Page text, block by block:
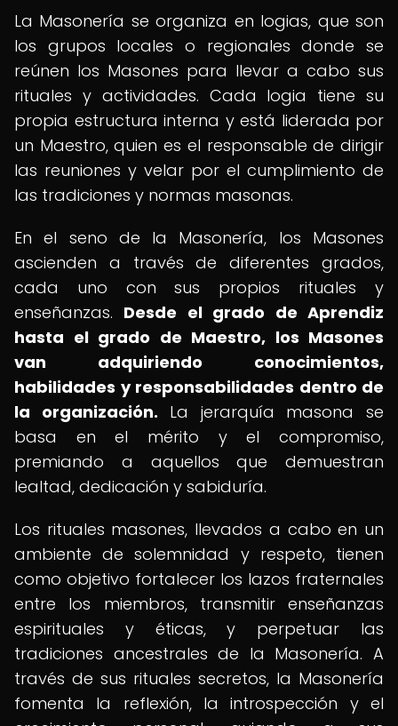
La Masonería se organiza en logias, que son
los grupos locales o regionales donde se
reúnen los Masones para llevar a cabo sus
rituales y actividades. Cada logia tiene su
propia estructura interna y está liderada por
un Maestro, quien es el responsable de dirigir
las reuniones y velar por el cumplimiento de
las tradiciones y normas masonas.
En el seno de la Masonería, los Masones
ascienden a través de diferentes grados,
cada uno con sus propios rituales y
enseñanzas. Desde el grado de Aprendiz
hasta el grado de Maestro, los Masones
van adquiriendo conocimientos,
habilidades y responsabilidades dentro de
la organización. La jerarquía masona se
basa en el mérito y el compromiso,
premiando a aquellos que demuestran
lealtad, dedicación y sabiduría.
Los rituales masones, llevados a cabo en un
ambiente de solemnidad y respeto, tienen
como objetivo fortalecer los lazos fraternales
entre los miembros, transmitir enseñanzas
espirituales y éticas, y perpetuar las
tradiciones ancestrales de la Masonería. A
través de sus rituales secretos, la Masonería
fomenta la reflexión, la introspección y el